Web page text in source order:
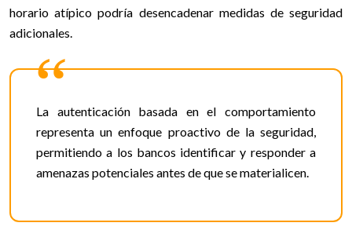
horario atípico podría desencadenar medidas de seguridad
adicionales.
La autenticación basada en el comportamiento
representa un enfoque proactivo de la seguridad,
permitiendo a los bancos identificar y responder a
amenazas potenciales antes de que se materialicen.